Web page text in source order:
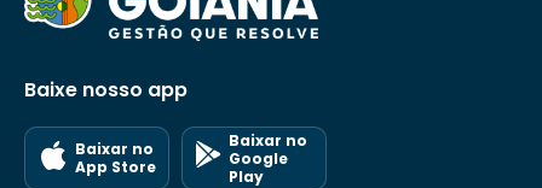
Baixe nosso app
Baixar no
App Store
Baixar no
Google
Play